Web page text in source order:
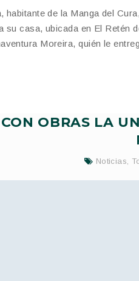
habitante de la Manga del
su casa, ubicada en El
Moreira, quién le
CON OBRAS LA
Noticias,